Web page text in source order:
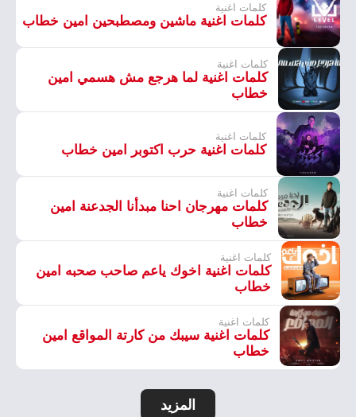
كلمات اغنية
كلمات اغنية ماشين ومصطبحين امين خطاب
كلمات اغنية
كلمات اغنية لما هرجع مش هسمي امين
خطاب
كلمات اغنية
كلمات اغنية حرب اكتوبر امين خطاب
كلمات اغنية
كلمات مهرجان احنا مبدأنا الجدعنة امين
خطاب
كلمات اغنية
كلمات اغنية اخوك ياعم صاحب صحبه امين
خطاب
كلمات اغنية
كلمات اغنية سيبك من كارتة المواقع امين
خطاب
المزيد